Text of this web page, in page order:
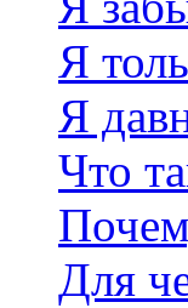
Я
Я
Что
Для